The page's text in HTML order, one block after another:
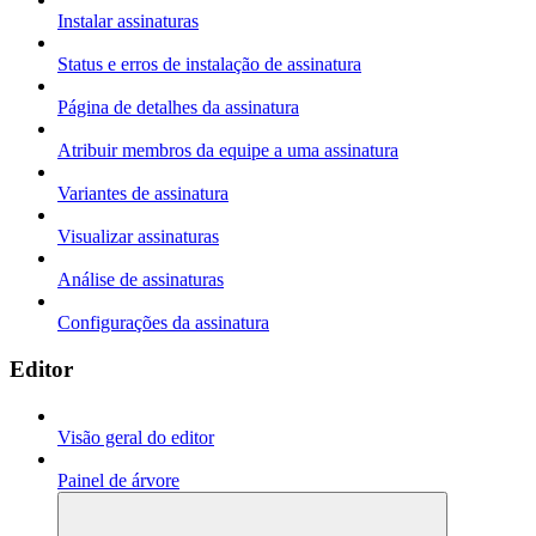
Instalar assinaturas
Status e erros de instalação de assinatura
Página de detalhes da assinatura
Atribuir membros da equipe a uma assinatura
Variantes de assinatura
Visualizar assinaturas
Análise de assinaturas
Configurações da assinatura
Editor
Visão geral do editor
Painel de árvore